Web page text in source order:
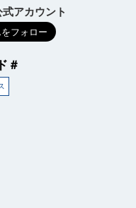
アカウント
＃